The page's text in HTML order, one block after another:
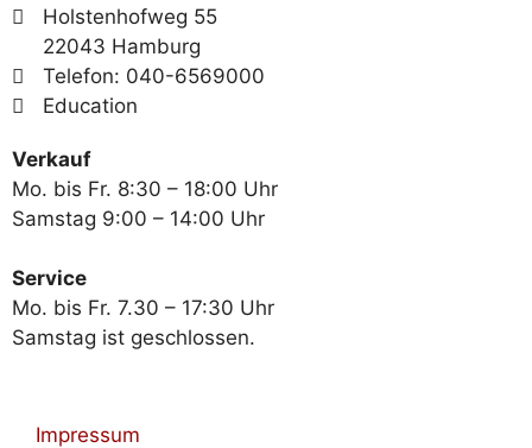
Holstenhofweg 55
22043 Hamburg
Telefon: 040-6569000
Education
Verkauf
Mo. bis Fr. 8:30 – 18:00 Uhr
Samstag 9:00 – 14:00 Uhr
Service
Mo. bis Fr. 7.30 – 17:30 Uhr
Samstag ist geschlossen.
Impressum